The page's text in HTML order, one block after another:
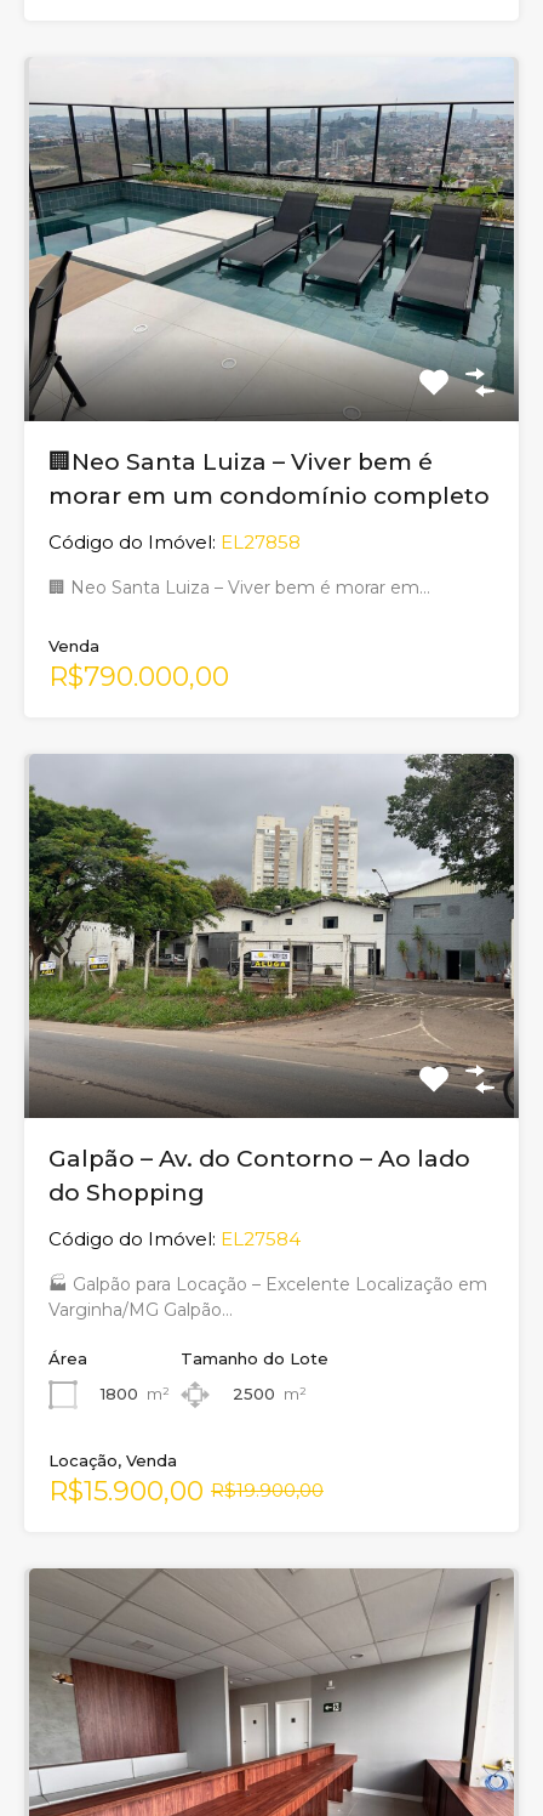
🏢Neo Santa Luiza – Viver bem é
morar em um condomínio completo
Código do Imóvel: EL27858
🏢 Neo Santa Luiza – Viver bem é morar em…
Venda
R$790.000,00
Galpão – Av. do Contorno – Ao lado
do Shopping
Código do Imóvel: EL27584
🏭 Galpão para Locação – Excelente Localização em
Varginha/MG Galpão…
Área
1800 m²
Tamanho do Lote
2500 m²
Locação, Venda
R$15.900,00 R$19.900,00